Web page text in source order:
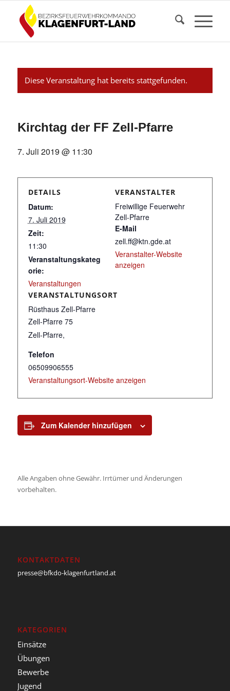
Diese Veranstaltung hat bereits stattgefunden.
Kirchtag der FF Zell-Pfarre
7. Juli 2019 @ 11:30
DETAILS
Datum:
7. Juli 2019
Zeit:
11:30
Veranstaltungskateg
orie:
Veranstaltungen
VERANSTALTUNGSORT
Rüsthaus Zell-Pfarre
Zell-Pfarre 75
Zell-Pfarre,
Telefon
06509906555
Veranstaltungsort-Website anzeigen
VERANSTALTER
Freiwillige Feuerwehr
Zell-Pfarre
E-Mail
zell.ff@ktn.gde.at
Veranstalter-Website
anzeigen
Zum Kalender hinzufügen
Alle Angaben ohne Gewähr. Irrtümer und Änderungen
vorbehalten.
KONTAKTDATEN
presse@bfkdo-klagenfurtland.at
KATEGORIEN
Einsätze
Übungen
Bewerbe
Jugend